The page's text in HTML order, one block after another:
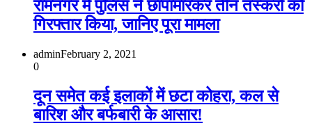
रामनगर में पुलिस ने छापामारकर तीन तस्‍करों को
गिरफ्तार किया, जानिए पूरा मामला
adminFebruary 2, 2021
0
दून समेत कई इलाकों में छटा कोहरा, कल से
बारिश और बर्फबारी के आसार!